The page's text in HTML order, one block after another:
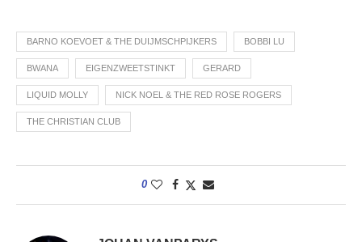
BARNO KOEVOET & THE DUIJMSCHPIJKERS BOBBI LU
BWANA EIGENZWEETSTINKT GERARD
LIQUID MOLLY NICK NOEL & THE RED ROSE ROGERS
THE CHRISTIAN CLUB
0